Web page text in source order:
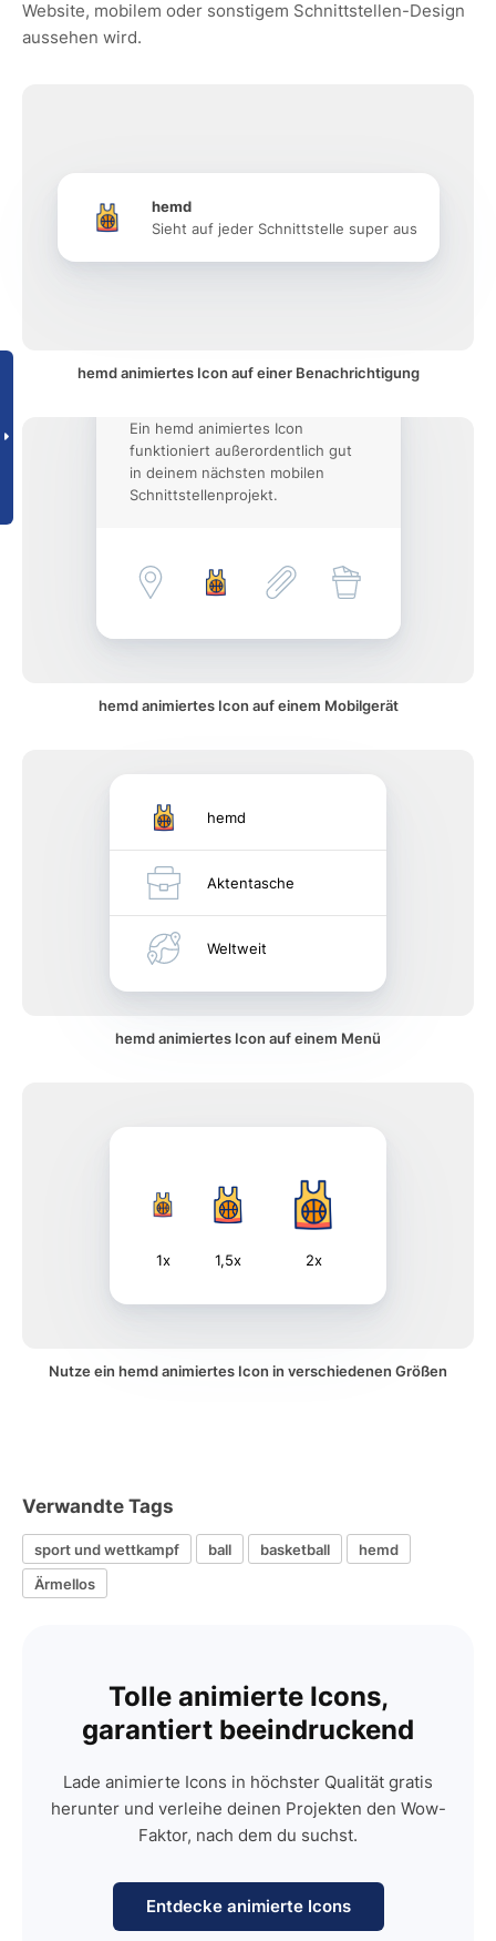
Website, mobilem oder sonstigem Schnittstellen-Design
aussehen wird.
hemd
Sieht auf jeder Schnittstelle super aus
hemd animiertes Icon auf einer Benachrichtigung
Ein hemd animiertes Icon
funktioniert außerordentlich gut
in deinem nächsten mobilen
Schnittstellenprojekt.
hemd animiertes Icon auf einem Mobilgerät
hemd
Aktentasche
Weltweit
hemd animiertes Icon auf einem Menü
1x 1,5x 2x
Nutze ein hemd animiertes Icon in verschiedenen Größen
Verwandte Tags
sport und wettkampf ball basketball
hemd
Ärmellos
Tolle animierte Icons,
garantiert beeindruckend
Lade animierte Icons in höchster Qualität gratis
herunter und verleihe deinen Projekten den Wow-
Faktor, nach dem du suchst.
Entdecke animierte Icons